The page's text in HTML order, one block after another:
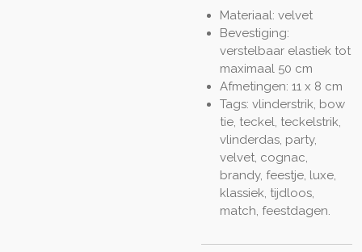
Materiaal: velvet
Bevestiging:
verstelbaar elastiek tot
maximaal 50 cm
Afmetingen: 11 x 8 cm
Tags: vlinderstrik, bow
tie, teckel, teckelstrik,
vlinderdas, party,
velvet, cognac,
brandy, feestje, luxe,
klassiek, tijdloos,
match, feestdagen.